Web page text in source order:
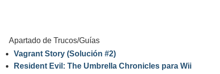
Apartado de Trucos/Guías
Vagrant Story (Solución #2)
Resident Evil: The Umbrella Chronicles para Wii